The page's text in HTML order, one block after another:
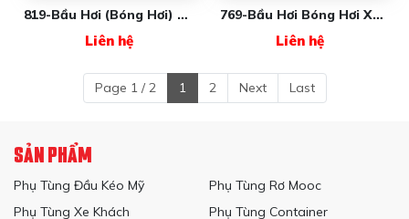
819-Bầu Hơi (bóng Hơi) Xe
Liên hệ
769-Bầu Hơi Bóng Hơi Xe
Liên hệ
Page 1 / 2 1 2 Next Last
SẢN PHẨM
Phụ Tùng Đầu Kéo Mỹ
Phụ Tùng Rơ Mooc
Phụ Tùng Xe Khách
Phụ Tùng Container